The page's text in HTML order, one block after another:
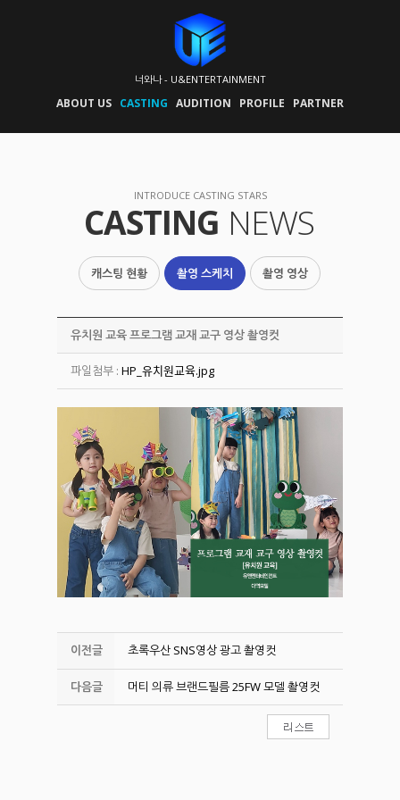
너와나 - U&ENTERTAINMENT
ABOUT US CASTING AUDITION PROFILE PARTNER
INTRODUCE CASTING STARS
CASTING NEWS
캐스팅 현황 촬영 스케치 촬영 영상
유치원 교육 프로그램 교재 교구 영상 촬영컷
파일첨부 : HP_유치원교육.jpg
이전글 초록우산 SNS영상 광고 촬영컷
다음글 머티 의류 브랜드필름 25FW 모델 촬영컷